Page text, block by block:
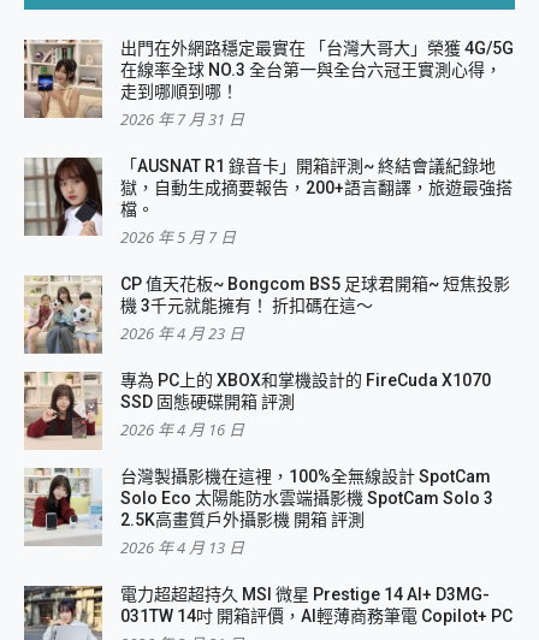
出門在外網路穩定最實在 「台灣大哥大」榮獲 4G/5G
在線率全球 NO.3 全台第一與全台六冠王實測心得，
走到哪順到哪！
2026 年 7 月 31 日
「AUSNAT R1 錄音卡」開箱評測~ 終結會議紀錄地
獄，自動生成摘要報告，200+語言翻譯，旅遊最強搭
檔。
2026 年 5 月 7 日
CP 值天花板~ Bongcom BS5 足球君開箱~ 短焦投影
機 3千元就能擁有！ 折扣碼在這～
2026 年 4 月 23 日
專為 PC上的 XBOX和掌機設計的 FireCuda X1070
SSD 固態硬碟開箱 評測
2026 年 4 月 16 日
台灣製攝影機在這裡，100%全無線設計 SpotCam
Solo Eco 太陽能防水雲端攝影機 SpotCam Solo 3
2.5K高畫質戶外攝影機 開箱 評測
2026 年 4 月 13 日
電力超超超持久 MSI 微星 Prestige 14 AI+ D3MG-
031TW 14吋 開箱評價，AI輕薄商務筆電 Copilot+ PC